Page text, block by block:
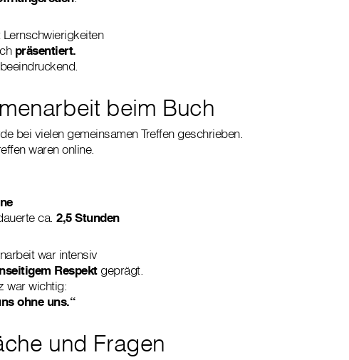
präsentiert.
beim Buch
bei vielen gemeinsamen Treffen geschrieben.
waren online.
ca. 2,5 Stunden
war intensiv
Respekt geprägt.
war wichtig:
ohne uns.“
und Fragen